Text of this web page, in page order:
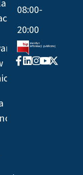
08:00-
20:00
Facebook-
f
Linkedin
Instagram
Youtube
X-